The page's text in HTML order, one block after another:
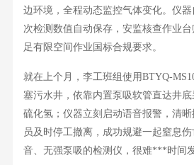
边环境，全程动态监控气体变化。仪
次检测数值自动保存，安监核查作业
足有限空间作业国标合规要求。
就在上个月，李工班组使用BTYQ-
塞污水井，依靠内置泵吸软管直达井
硫化氢；仪器立刻启动语音报警，清
员及时停工撤离，成功规避一起窒息
音、无强泵吸的检测仪，很难***时间